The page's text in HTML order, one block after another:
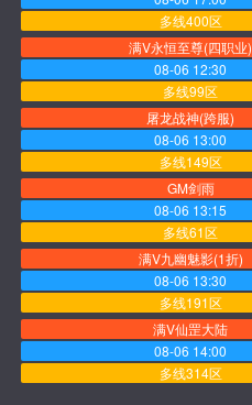
多线400区
满V永恒至尊(四职业)
08-06 12:30
多线99区
屠龙战神(跨服)
08-06 13:00
多线149区
GM剑雨
08-06 13:15
多线61区
满V九幽魅影(1折)
08-06 13:30
多线191区
满V仙罡大陆
08-06 14:00
多线314区